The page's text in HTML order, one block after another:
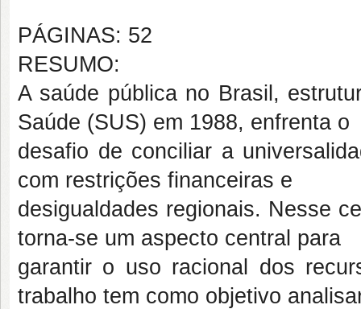
PÁGINAS: 52
RESUMO:
A saúde pública no Brasil,
Saúde (SUS) em 1988, enfrenta o
desafio de conciliar a
com restrições financeiras e
desigualdades regionais. Nesse
torna-se um aspecto central para
garantir o uso racional dos
trabalho tem como objetivo